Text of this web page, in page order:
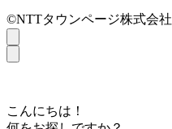
©NTTタウンページ株式会社
こんにちは！